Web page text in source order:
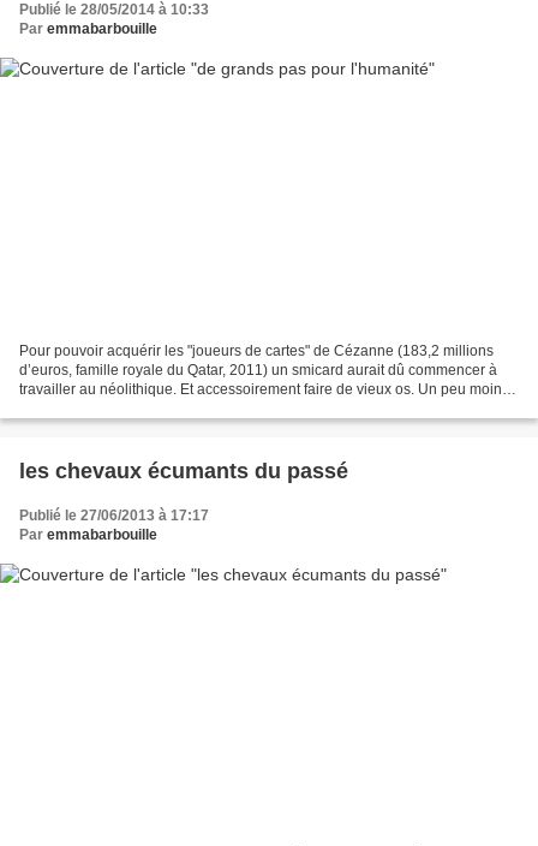
Publié le 28/05/2014 à 10:33
Par emmabarbouille
Pour pouvoir acquérir les "joueurs de cartes" de Cézanne (183,2 millions
d’euros, famille royale du Qatar, 2011) un smicard aurait dû commencer à
travailler au néolithique. Et accessoirement faire de vieux os. Un peu moins
les chevaux écumants du passé
Publié le 27/06/2013 à 17:17
Par emmabarbouille